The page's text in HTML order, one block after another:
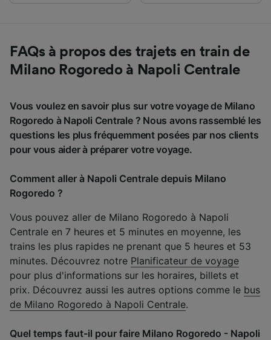
FAQs à propos des trajets en train de
Milano Rogoredo à Napoli Centrale
Vous voulez en savoir plus sur votre voyage de Milano
Rogoredo à Napoli Centrale ? Nous avons rassemblé les
questions les plus fréquemment posées par nos clients
pour vous aider à préparer votre voyage.
Comment aller à Napoli Centrale depuis Milano
Rogoredo ?
Vous pouvez aller de Milano Rogoredo à Napoli
Centrale en 7 heures et 5 minutes en moyenne, les
trains les plus rapides ne prenant que 5 heures et 53
minutes. Découvrez notre Planificateur de voyage
pour plus d'informations sur les horaires, billets et
prix. Découvrez aussi les autres options comme le bus
de Milano Rogoredo à Napoli Centrale.
Quel temps faut-il pour faire Milano Rogoredo - Napoli